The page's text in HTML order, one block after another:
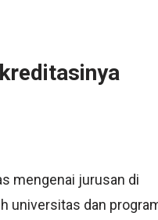
mengenai jurusan di
universitas dan